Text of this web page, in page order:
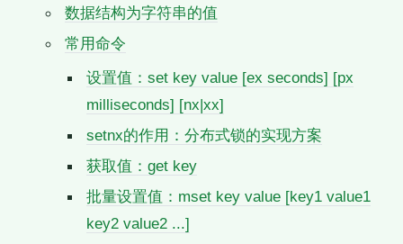
数据结构为字符串的值
常用命令
设置值：set key value [ex seconds] [px
milliseconds] [nx|xx]
setnx的作用：分布式锁的实现方案
获取值：get key
批量设置值：mset key value [key1 value1
key2 value2 ...]